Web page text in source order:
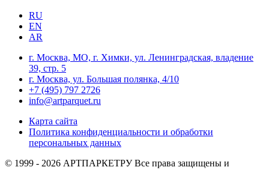
RU
EN
AR
г. Москва, МО, г. Химки, ул. Ленинградская, владение
39, стр. 5
г. Москва, ул. Большая полянка, 4/10
+7 (495) 797 2726
info@artparquet.ru
Карта сайта
Политика конфиденциальности и обработки
персональных данных
© 1999 - 2026 АРТПАРКЕТРУ Все права защищены и